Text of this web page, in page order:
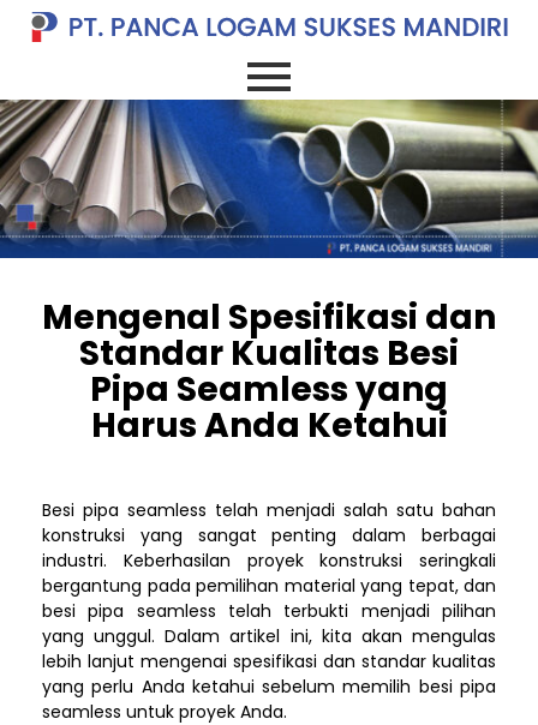
Mengenal Spesifikasi dan
Standar Kualitas Besi
Pipa Seamless yang
Harus Anda Ketahui
Besi pipa seamless telah menjadi salah satu bahan
konstruksi yang sangat penting dalam berbagai
industri. Keberhasilan proyek konstruksi seringkali
bergantung pada pemilihan material yang tepat, dan
besi pipa seamless telah terbukti menjadi pilihan
yang unggul. Dalam artikel ini, kita akan mengulas
lebih lanjut mengenai spesifikasi dan standar kualitas
yang perlu Anda ketahui sebelum memilih besi pipa
seamless untuk proyek Anda.